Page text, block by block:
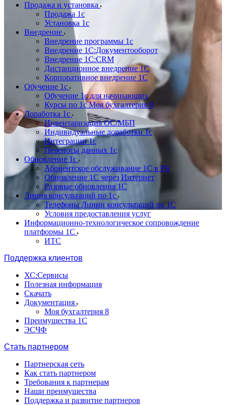
Продажа и установка
Продажа 1с
Установка 1с
Внедрение
Внедрение программы 1с
Внедрение 1С:Документооборот
Внедрение 1С:CRM
Дистанционное внедрение 1С
Корпоративное внедрение 1С
Обучение 1с
Обучение 1с для начинающих
Курсы по 1с Моя бухгалтерия 8
Доработка 1с
Инвентаризация ОС/МБП
Индивидуальные доработки 1с
Интеграции 1с
Переносы данных 1с
Обновление 1с
Абонентское обслуживание 1С в РБ
Обновление 1С через Интернет
Разовые обновления 1С
Линия консультаций по 1с
Телефоны Линии консультаций по 1С
Условия предоставления услуг
Информационно-технологическое сопровождение
платформы 1С
ИТС
Поддержка клиентов
ХС:Сервисы
Полезная информация
Скачать
Документация
Моя бухгалтерия 8
Преимущества 1С
ЭСЧФ
Стать партнером
Партнерская сеть
Как стать партнером
Требования к партнерам
Наши преимущества
Поддержка и развитие партнеров